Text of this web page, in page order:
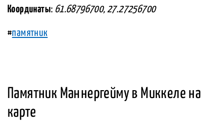
Координаты: 61.68796700, 27.27256700
#памятник
Памятник Маннергейму в Миккеле на
карте